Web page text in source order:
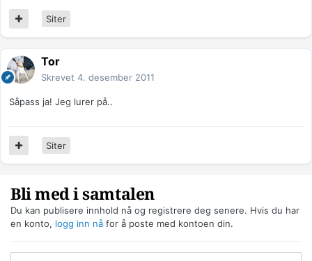
Siter
Tor
Skrevet 4. desember 2011
Såpass ja! Jeg lurer på..
Siter
Bli med i samtalen
Du kan publisere innhold nå og registrere deg senere. Hvis du har
en konto, logg inn nå for å poste med kontoen din.